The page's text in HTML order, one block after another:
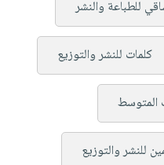
للطباعة والنشر
كلمات للنشر والتوزيع
المتوسط
للنشر والتوزيع